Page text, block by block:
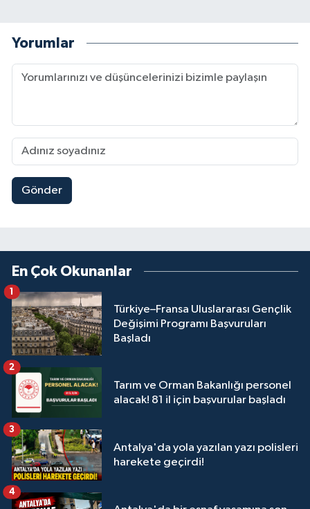
Yorumlar
Gönder
En Çok Okunanlar
Türkiye–Fransa Uluslararası Gençlik
Değişimi Programı Başvuruları
Başladı
1
Tarım ve Orman Bakanlığı personel
alacak! 81 il için başvurular başladı
2
Antalya'da yola yazılan yazı polisleri
harekete geçirdi!
3
4